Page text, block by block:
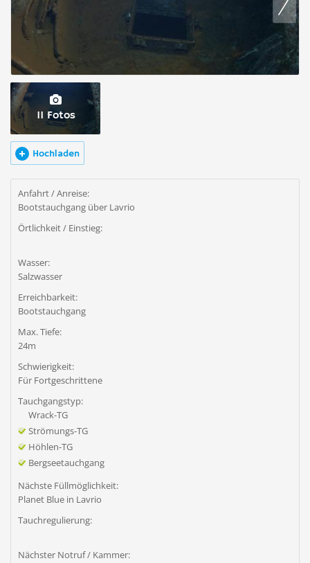
11 Fotos
Hochladen
Anfahrt / Anreise:
Bootstauchgang über Lavrio
Örtlichkeit / Einstieg:
Wasser:
Salzwasser
Erreichbarkeit:
Bootstauchgang
Max. Tiefe:
24m
Schwierigkeit:
Für Fortgeschrittene
Tauchgangstyp:
Wrack-TG
Strömungs-TG
Höhlen-TG
Bergseetauchgang
Nächste Füllmöglichkeit:
Planet Blue in Lavrio
Tauchregulierung:
Nächster Notruf / Kammer: